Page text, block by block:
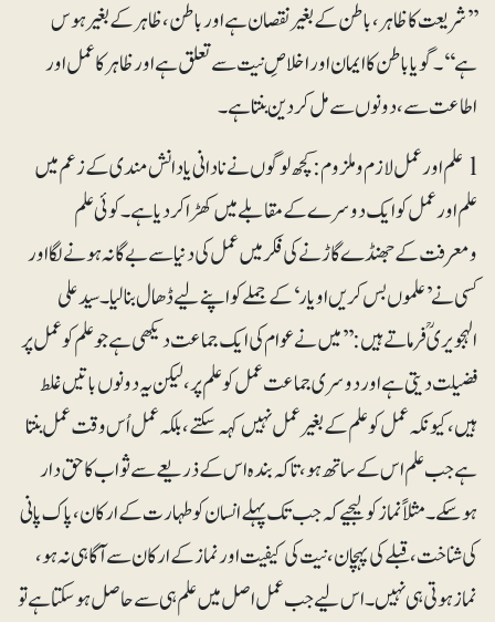
’’شریعت کا ظاہر ، باطن کے بغیر نقصان ہے اور باطن، ظاہر کے بغیر ہوس
ہے‘‘۔ گویا باطن کا ایمان اور اخلاصِ نیت سے تعلق ہے اور ظاہر کا عمل اور
اطاعت سے، دونوں سے مل کر دین بنتا ہے۔
l علم اور عمل لازم و ملزوم: کچھ لوگوں نے نادانی یا دانش مندی کے زعم میں
علم اور عمل کو ایک دوسرے کے مقابلے میں کھڑا کردیا ہے۔ کوئی علم
ومعرفت کے جھنڈے گاڑنے کی فکر میں عمل کی دنیا سے بے گانہ ہونے لگا اور
کسی نے ’علموں بس کریں او یار‘ کے جملے کو اپنے لیے ڈھال بنالیا۔ سید علی
الہجویریؒ فرماتے ہیں: ’’میں نے عوام کی ایک جماعت دیکھی ہے جو علم کو عمل پر
فضیلت دیتی ہے اور دوسری جماعت عمل کو علم پر، لیکن یہ دونوں باتیں غلط
ہیں، کیونکہ عمل کو علم کے بغیر عمل نہیں کہہ سکتے، بلکہ عمل اُس وقت عمل بنتا
ہے جب علم اس کے ساتھ ہو،تا کہ بندہ اس کے ذریعے سے ثواب کا حق دار
ہوسکے۔ مثلاً نماز کو لیجیے کہ جب تک پہلے انسان کو طہارت کے ارکان، پاک پانی
کی شناخت، قبلے کی پہچان، نیت کی کیفیت اور نماز کے ارکان سے آگاہی نہ ہو،
نماز ہوتی ہی نہیں۔ اس لیے جب عمل اصل میں علم ہی سے حاصل ہوسکتا ہے تو